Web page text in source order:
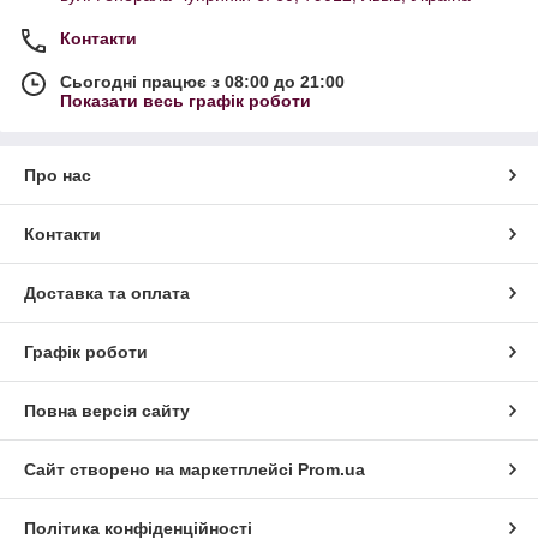
Контакти
Сьогодні працює з 08:00 до 21:00
Показати весь графік роботи
Про нас
Контакти
Доставка та оплата
Графік роботи
Повна версія сайту
Сайт створено на маркетплейсі Prom.ua
Політика конфіденційності